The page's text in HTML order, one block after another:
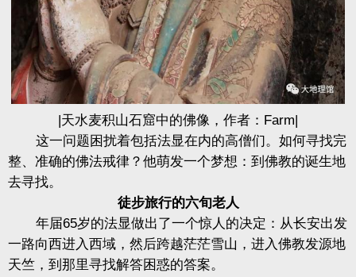
|天水麦积山石窟中的佛像，作者：Farm|
这一问题困扰着包括法显在内的高僧们。如何寻找完
整、准确的佛法戒律？他萌发一个梦想：到佛教的诞生地
去寻找。
徒步旅行的六旬老人
年届65岁的法显做出了一个惊人的决定：从长安出发
一路向西进入西域，然后跨越茫茫雪山，进入佛教发源地
天竺，到那里寻找解答困惑的答案。